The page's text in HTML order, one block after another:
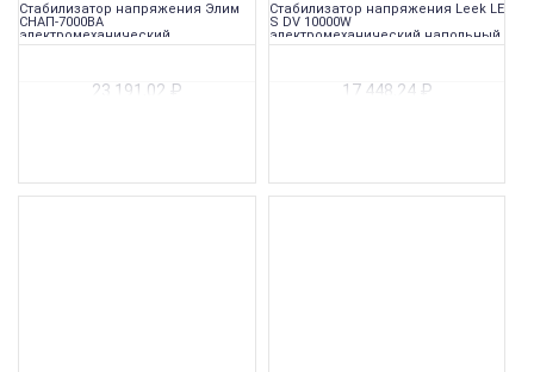
Стабилизатор напряжения Элим
СНАП-7000ВА
электромеханический
переносной
23 191,02 ₽
Стабилизатор напряжения Leek LE
S DV 10000W
электромеханический напольный
17 448,24 ₽